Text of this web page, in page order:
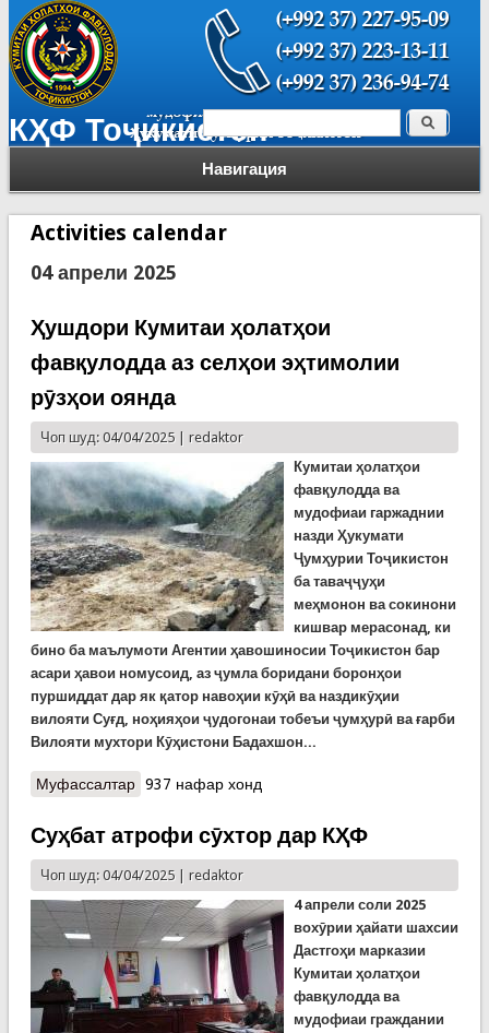
КҲФ Тоҷикистон
Навигация
Форма поиска Поиск
Activities calendar
04 апрели 2025
Ҳушдори Кумитаи ҳолатҳои
фавқулодда аз селҳои эҳтимолии
рӯзҳои оянда
Чоп шуд: 04/04/2025 | redaktor
Кумитаи ҳолатҳои
фавқулодда ва
мудофиаи гаржаднии
назди Ҳукумати
Ҷумҳурии Тоҷикистон
ба таваҷҷуҳи
меҳмонон ва сокинони
кишвар мерасонад, ки
бино ба маълумоти Агентии ҳавошиносии Тоҷикистон бар
асари ҳавои номусоид, аз ҷумла боридани боронҳои
пуршиддат дар як қатор навоҳии кӯҳӣ ва наздикӯҳии
вилояти Суғд, ноҳияҳои ҷудогонаи тобеъи ҷумҳурӣ ва ғарби
Вилояти мухтори Кӯҳистони Бадахшон...
Муфассалтаро Ҳушдори Кумитаи ҳолатҳои фавқулодда аз
937 нафар хонд
Суҳбат атрофи сӯхтор дар КҲФ
Чоп шуд: 04/04/2025 | redaktor
4 апрели соли 2025
вохӯрии ҳайати шахсии
Дастгоҳи марказии
Кумитаи ҳолатҳои
фавқулодда ва
мудофиаи граждании